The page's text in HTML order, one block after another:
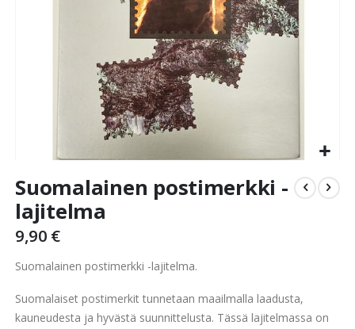
to
the
beginning
of
images
Suomalainen postimerkki -
lajitelma
9,90 €
Suomalainen postimerkki -lajitelma.
Suomalaiset postimerkit tunnetaan maailmalla laadusta,
kauneudesta ja hyvästä suunnittelusta. Tässä lajitelmassa on